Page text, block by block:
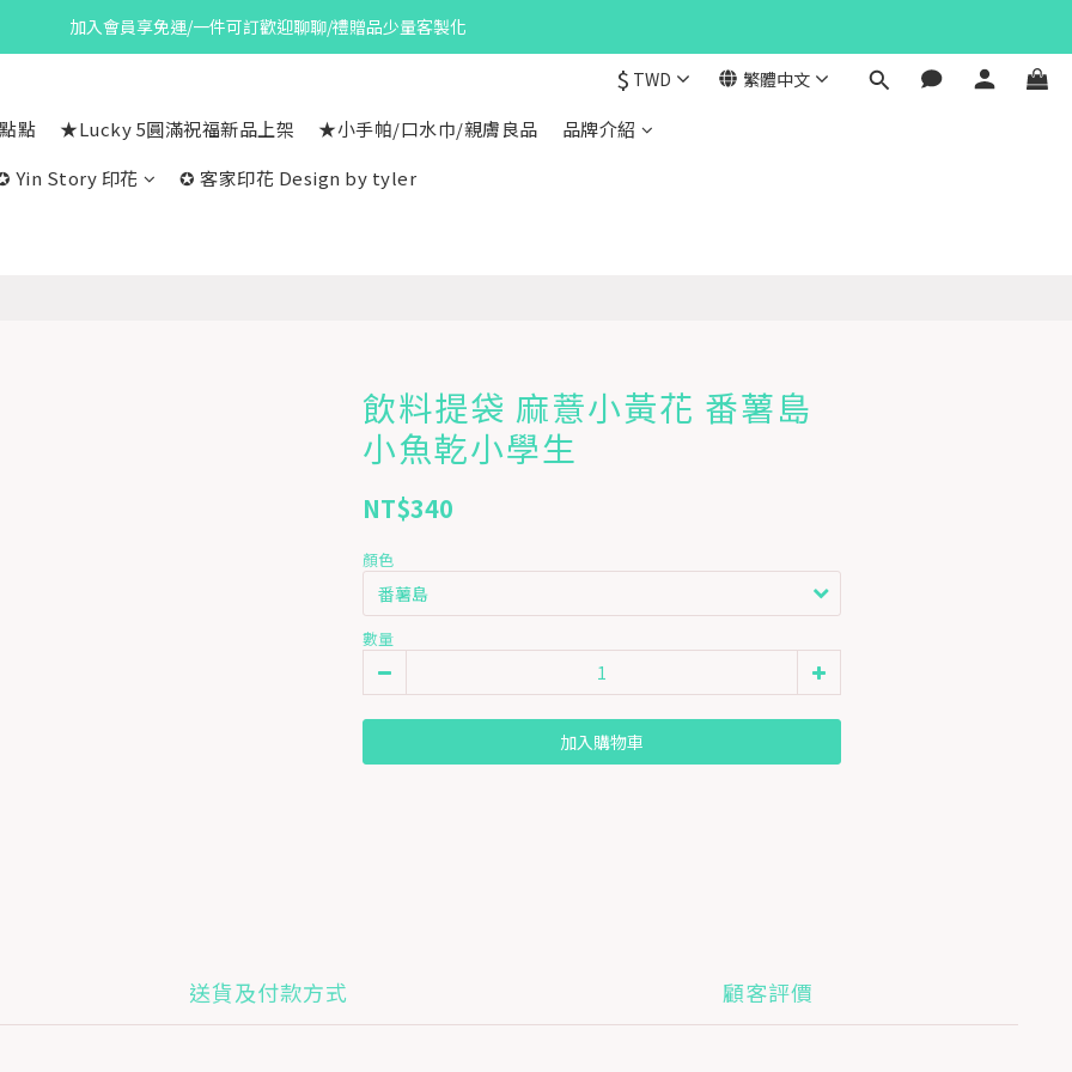
加入會員享免運/一件可訂歡迎聊聊/禮贈品少量客製化
$ TWD 繁體中文
點 ★Lucky 5圓滿祝福新品上架 ★小手帕/口水巾/親膚良品
品牌介紹
Yin Story 印花
✪ 客家印花 Design by tyler
飲料提袋 麻薏小黃花 番薯島
小魚乾小學生
NT$340
顏色
數量
加入購物車
送貨及付款方式 顧客評價